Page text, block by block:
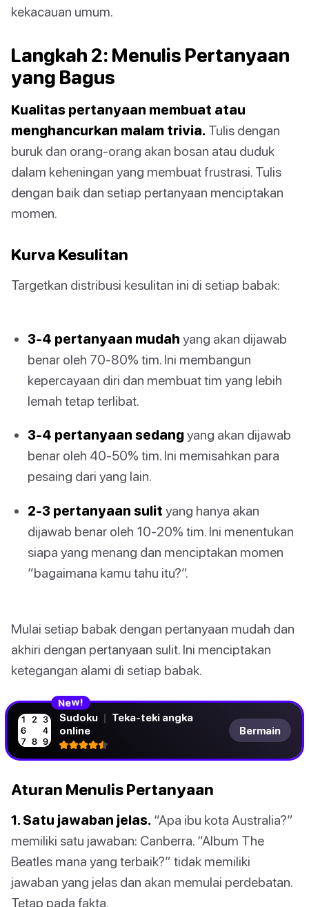
kekacauan umum.
Langkah 2: Menulis Pertanyaan
yang Bagus
Kualitas pertanyaan membuat atau
menghancurkan malam trivia. Tulis dengan
buruk dan orang-orang akan bosan atau duduk
dalam keheningan yang membuat frustrasi. Tulis
dengan baik dan setiap pertanyaan menciptakan
momen.
Kurva Kesulitan
Targetkan distribusi kesulitan ini di setiap babak:
3-4 pertanyaan mudah yang akan dijawab
benar oleh 70-80% tim. Ini membangun
kepercayaan diri dan membuat tim yang lebih
lemah tetap terlibat.
3-4 pertanyaan sedangyang akan dijawab
benar oleh 40-50% tim. Ini memisahkan para
pesaing dari yang lain.
2-3 pertanyaan sulit yang hanya akan
dijawab benar oleh 10-20% tim. Ini menentukan
siapa yang menang dan menciptakan momen
“bagaimana kamu tahu itu?”.
Mulai setiap babak dengan pertanyaan mudah dan
akhiri dengan pertanyaan sulit. Ini menciptakan
ketegangan alami di setiap babak.
New!
Sudoku | Teka-teki angka
online
Bermain
Aturan Menulis Pertanyaan
1. Satu jawaban jelas. “Apa ibu kota Australia?”
memiliki satu jawaban: Canberra. “Album The
Beatles mana yang terbaik?” tidak memiliki
jawaban yang jelas dan akan memulai perdebatan.
Tetap pada fakta.